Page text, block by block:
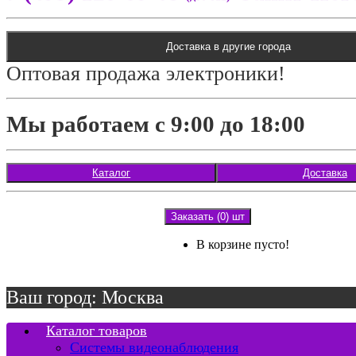
Доставка в другие города
Оптовая продажа электроники!
Мы работаем с 9:00 до 18:00
Каталог Доставка
Заказать (0) шт
В корзине пусто!
Ваш город: Москва
Каталог товаров
Системы видеонаблюдения